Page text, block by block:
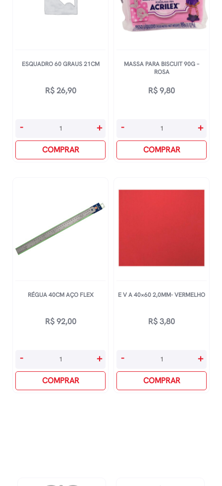
ESQUADRO 60 GRAUS 21CM
R$26,90
Esquadro
21cm
- +
COMPRAR
MASSA PARA BISCUIT 90G –
ROSA
R$9,80
Massa
90g
- +
COMPRAR
RÉGUA 40CM AÇO FLEX
R$92,00
Régua
Flex
- +
COMPRAR
E V A 40×60 2,0MM- VERMELHO
R$3,80
40x60
- +
COMPRAR